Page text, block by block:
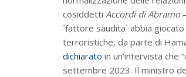
cosiddetti Accordi di Abramo
´fattore saudita` abbia
terroristiche, da parte di
dichiarato in un’intervista che
settembre 2023. Il ministro